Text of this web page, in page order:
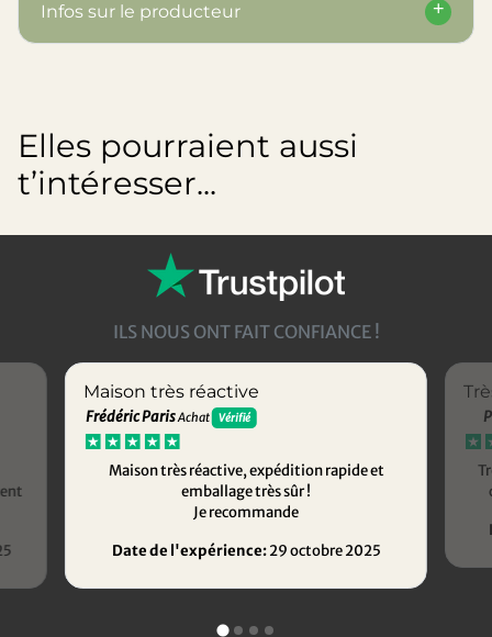
Infos sur le producteur
Elles pourraient aussi
t’intéresser...
ILS NOUS ONT FAIT CONFIANCE !
Maison très réactive
Frédéric ParisAchat Vérifié
Maison très réactive, expédition rapide et
emballage très sûr !
Je recommande
Date de l'expérience:29 octobre 2025